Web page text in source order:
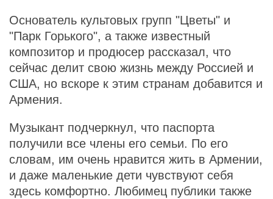
Основатель культовых групп "Цветы" и
"Парк Горького", а также известный
композитор и продюсер рассказал, что
сейчас делит свою жизнь между Россией и
США, но вскоре к этим странам добавится и
Армения.
Музыкант подчеркнул, что паспорта
получили все члены его семьи. По его
словам, им очень нравится жить в Армении,
и даже маленькие дети чувствуют себя
здесь комфортно. Любимец публики также